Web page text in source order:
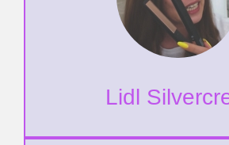
Lidl